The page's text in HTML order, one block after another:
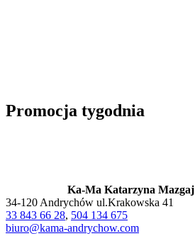
Promocja tygodnia
Ka-Ma Katarzyna Mazgaj
34-120 Andrychów ul.Krakowska 41
33 843 66 28, 504 134 675
biuro@kama-andrychow.com